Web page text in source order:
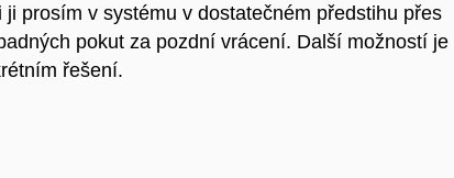
prosím v systému v dostatečném předstihu přes
pokut za pozdní vrácení. Další možností je
řešení.